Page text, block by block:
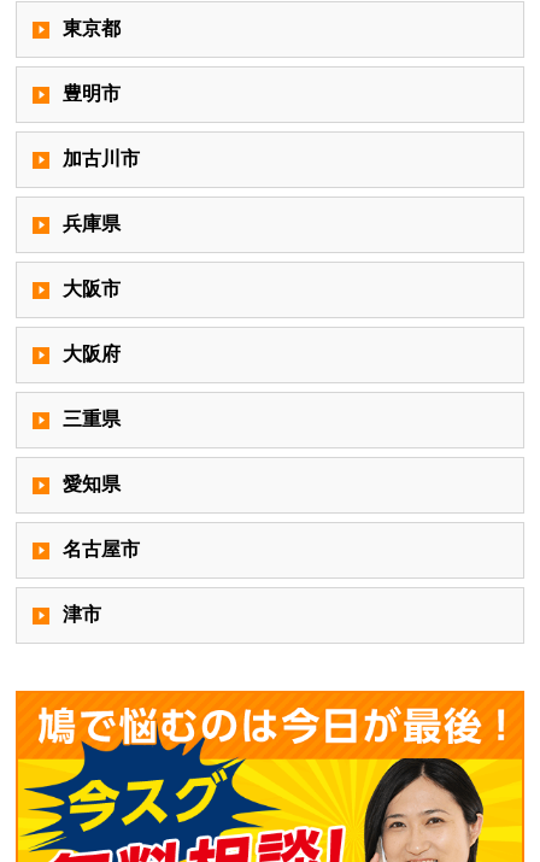
東京都
豊明市
加古川市
兵庫県
大阪市
大阪府
三重県
愛知県
名古屋市
津市